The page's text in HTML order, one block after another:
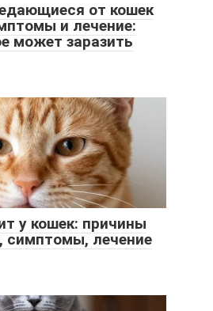
от кошек
и лечение:
может заразить
у кошек: причины
симптомы, лечение